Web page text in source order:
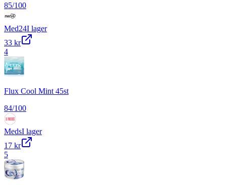
85/100
Med24I lager
33 kr
4
Flux Cool Mint 45st
84/100
MedsI lager
17 kr
5